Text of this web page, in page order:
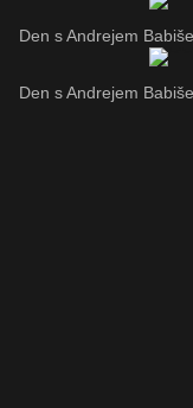
Den s Andrejem
Den s Andrejem